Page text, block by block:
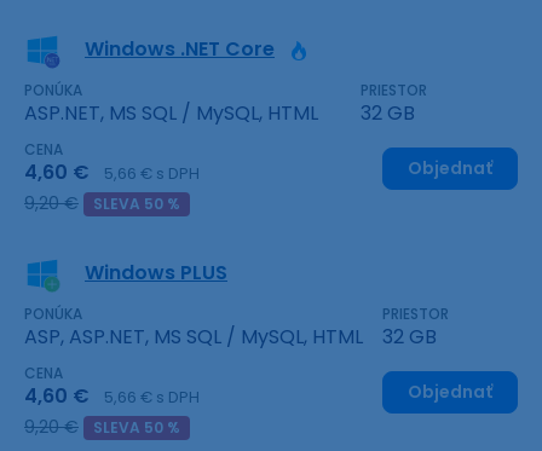
Windows .NET Core
PONÚKA
ASP.NET, MS SQL / MySQL, HTML
PRIESTOR
32 GB
CENA
4,60 € 5,66 € s DPH
9,20 € SLEVA 50 %
Objednať
Windows PLUS
PONÚKA
ASP, ASP.NET, MS SQL / MySQL, HTML
PRIESTOR
32 GB
CENA
4,60 € 5,66 € s DPH
9,20 € SLEVA 50 %
Objednať